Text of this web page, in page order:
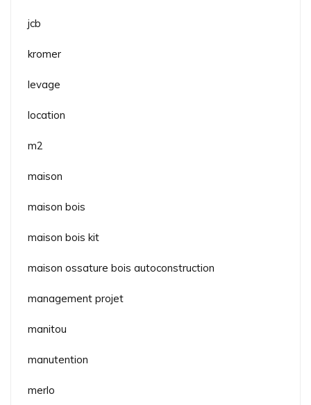
jcb
kromer
levage
location
m2
maison
maison bois
maison bois kit
maison ossature bois autoconstruction
management projet
manitou
manutention
merlo